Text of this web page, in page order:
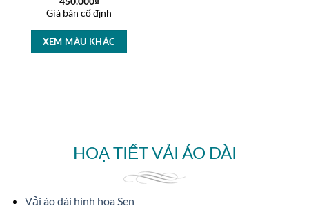
Giá bán cố định
XEM MÀU KHÁC
HOẠ TIẾT VẢI ÁO DÀI
Vải áo dài hình hoa Sen